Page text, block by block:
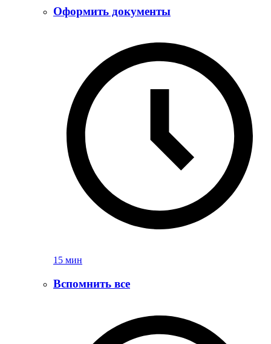
Оформить документы
15 мин
Вспомнить все